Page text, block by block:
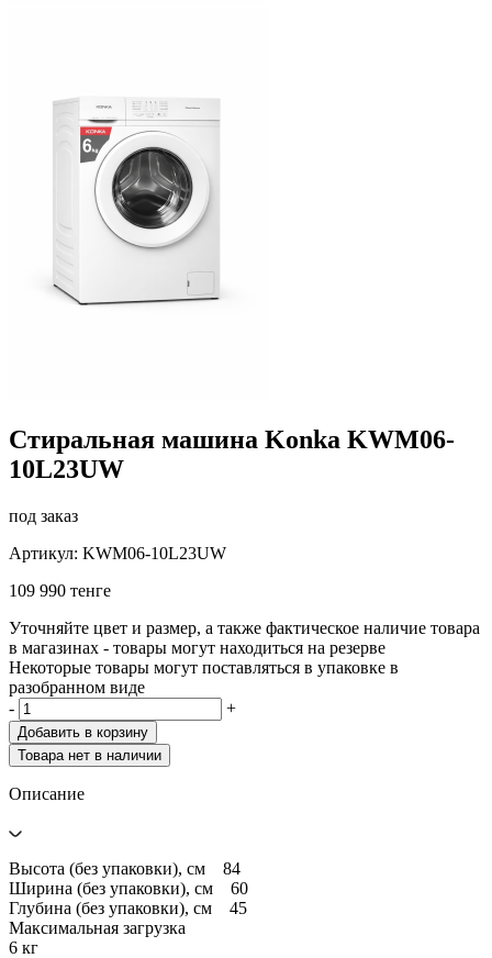
Стиральная машина Konka KWM06-
10L23UW
под заказ
Артикул: KWM06-10L23UW
109 990 тенге
Уточняйте цвет и размер, а также фактическое наличие товара
в магазинах - товары могут находиться на резерве
Некоторые товары могут поставляться в упаковке в
разобранном виде
-
+
Добавить в корзину
Товара нет в наличии
Описание
Высота (без упаковки), см 84
Ширина (без упаковки), см 60
Глубина (без упаковки), см 45
Максимальная загрузка
6 кг